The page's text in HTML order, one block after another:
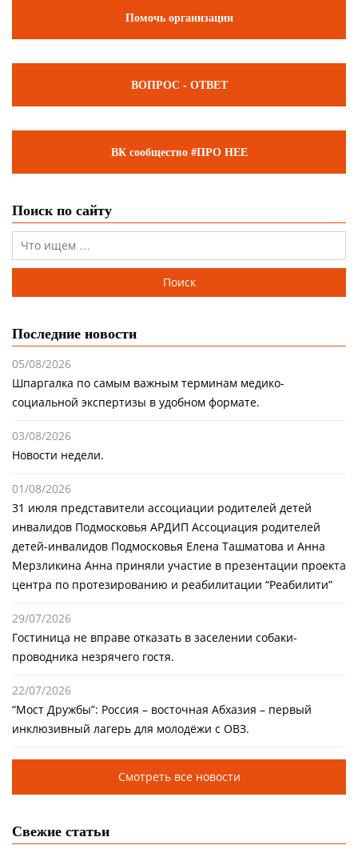
Помочь организации
ВОПРОС - ОТВЕТ
ВК сообщество #ПРО НЕЕ
Поиск по сайту
Последние новости
05/08/2026
Шпаргалка по самым важным терминам медико-
социальной экспертизы в удобном формате.
03/08/2026
Новости недели.
01/08/2026
31 июля представители ассоциации родителей детей
инвалидов Подмосковья АРДИП Ассоциация родителей
детей-инвалидов Подмосковья Елена Ташматова и Анна
Мерзликина Анна приняли участие в презентации проекта
центра по протезированию и реабилитации “Реабилити”
29/07/2026
Гостиница не вправе отказать в заселении собаки-
проводника незрячего гостя.
22/07/2026
“Мост Дружбы”: Россия – восточная Абхазия – первый
инклюзивный лагерь для молодёжи с ОВЗ.
Смотреть все новости
Свежие статьи